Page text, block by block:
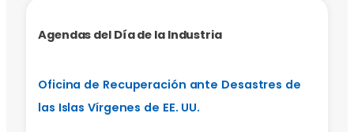
Agendas del Día de la Industria
Oficina de Recuperación ante Desastres de
las Islas Vírgenes de EE. UU.